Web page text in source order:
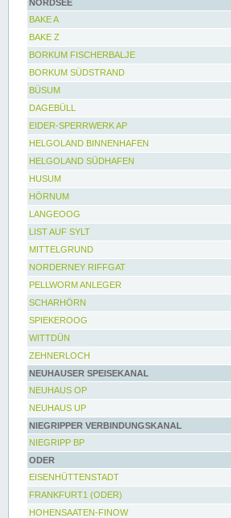
NORDSEE
BAKE A
BAKE Z
BORKUM FISCHERBALJE
BORKUM SÜDSTRAND
BÜSUM
DAGEBÜLL
EIDER-SPERRWERK AP
HELGOLAND BINNENHAFEN
HELGOLAND SÜDHAFEN
HUSUM
HÖRNUM
LANGEOOG
LIST AUF SYLT
MITTELGRUND
NORDERNEY RIFFGAT
PELLWORM ANLEGER
SCHARHÖRN
SPIEKEROOG
WITTDÜN
ZEHNERLOCH
NEUHAUSER SPEISEKANAL
NEUHAUS OP
NEUHAUS UP
NIEGRIPPER VERBINDUNGSKANAL
NIEGRIPP BP
ODER
EISENHÜTTENSTADT
FRANKFURT1 (ODER)
HOHENSAATEN-FINOW